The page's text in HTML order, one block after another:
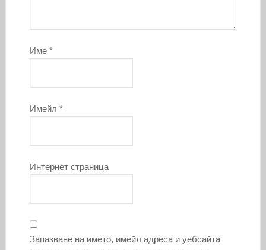
Име *
Имейл *
Интернет страница
Запазване на името, имейл адреса и уебсайта